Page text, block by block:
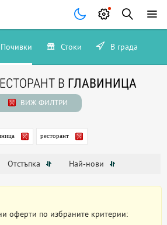
Почивки Стоки В града
В ГЛАВИНИЦА
ВИЖ ФИЛТРИ
ресторант
Отстъпка Най-нови
оферти по избраните критерии: